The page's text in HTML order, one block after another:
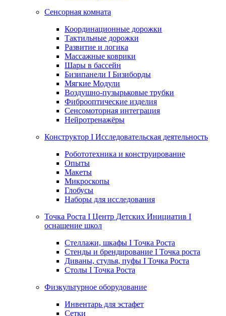
Сенсорная комната
Координационные дорожки
Тактильные дорожки
Развитие и логика
Массажные коврики
Шары в бассейн
Бизипанели I Бизиборды
Мягкие Модули
Воздушно-пузырьковые трубки
Фиброоптические изделия
Сенсомоторная интеграция
Нейротренажёры
Конструктор I Исследовательская деятельность
Робототехника и конструирование
Опыты
Макеты
Микроскопы
Глобусы
Наборы для исследования
Точка Роста I Центр Детских Инициатив I
оснащение школ
Стеллажи, шкафы I Точка Роста
Стенды и брендирование I Точка роста
Диваны, стулья, пуфы I Точка Роста
Столы I Точка Роста
Физкультурное оборудование
Инвентарь для эстафет
Сетки